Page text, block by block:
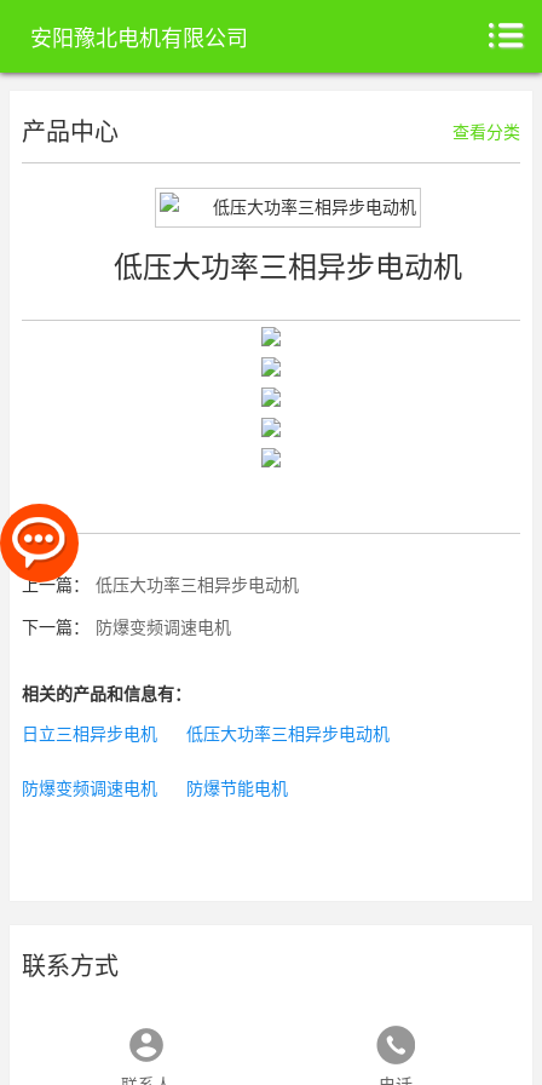
安阳豫北电机有限公司
产品中心 查看分类
低压大功率三相异步电动机
上一篇： 低压大功率三相异步电动机
下一篇： 防爆变频调速电机
相关的产品和信息有：
日立三相异步电机 低压大功率三相异步电动机
防爆变频调速电机 防爆节能电机
联系方式